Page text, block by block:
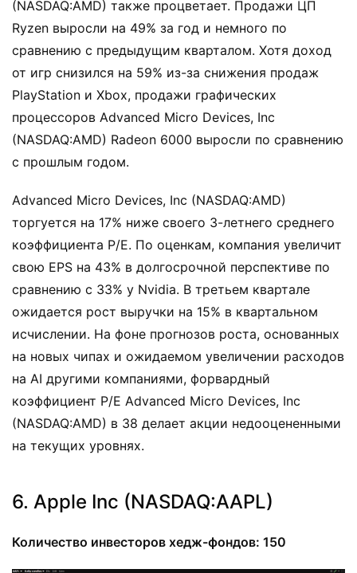
(NASDAQ:AMD) также процветает. Продажи ЦП
Ryzen выросли на 49% за год и немного по
сравнению с предыдущим кварталом. Хотя доход
от игр снизился на 59% из-за снижения продаж
PlayStation и Xbox, продажи графических
процессоров Advanced Micro Devices, Inc
(NASDAQ:AMD) Radeon 6000 выросли по сравнению
с прошлым годом.
Advanced Micro Devices, Inc (NASDAQ:AMD)
торгуется на 17% ниже своего 3-летнего среднего
коэффициента P/E. По оценкам, компания увеличит
свою EPS на 43% в долгосрочной перспективе по
сравнению с 33% у Nvidia. В третьем квартале
ожидается рост выручки на 15% в квартальном
исчислении. На фоне прогнозов роста, основанных
на новых чипах и ожидаемом увеличении расходов
на AI другими компаниями, форвардный
коэффициент P/E Advanced Micro Devices, Inc
(NASDAQ:AMD) в 38 делает акции недооцененными
на текущих уровнях.
6. Apple Inc (NASDAQ:AAPL)
Количество инвесторов хедж-фондов: 150